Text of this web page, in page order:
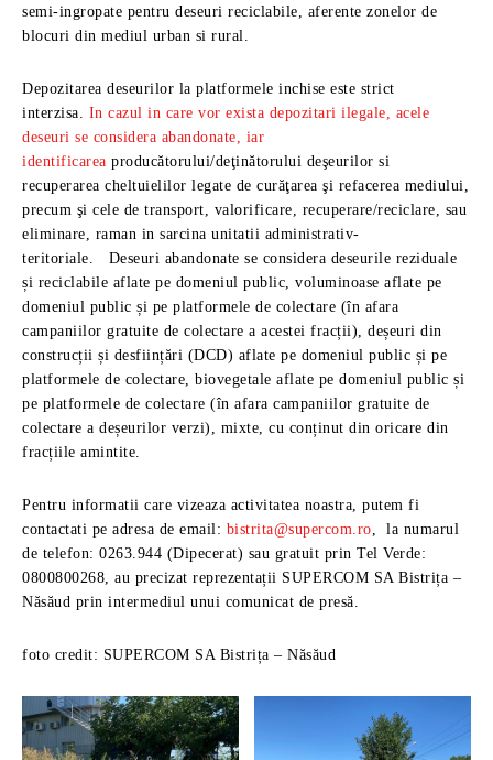
semi-ingropate pentru deseuri reciclabile, aferente zonelor de
blocuri din mediul urban si rural.
Depozitarea deseurilor la platformele inchise este strict
interzisa. In cazul in care vor exista depozitari ilegale, acele
deseuri se considera abandonate, iar
identificarea producătorului/deţinătorului deşeurilor si
recuperarea cheltuielilor legate de curăţarea şi refacerea mediului,
precum şi cele de transport, valorificare, recuperare/reciclare, sau
eliminare, raman in sarcina unitatii administrativ-
teritoriale. Deseuri abandonate se considera deseurile reziduale
și reciclabile aflate pe domeniul public, voluminoase aflate pe
domeniul public și pe platformele de colectare (în afara
campaniilor gratuite de colectare a acestei fracții), deșeuri din
construcții și desființări (DCD) aflate pe domeniul public și pe
platformele de colectare, biovegetale aflate pe domeniul public și
pe platformele de colectare (în afara campaniilor gratuite de
colectare a deșeurilor verzi), mixte, cu conținut din oricare din
fracțiile amintite.
Pentru informatii care vizeaza activitatea noastra, putem fi
contactati pe adresa de email: bistrita@supercom.ro, la numarul
de telefon: 0263.944 (Dipecerat) sau gratuit prin Tel Verde:
0800800268, au precizat reprezentații SUPERCOM SA Bistrița –
Năsăud prin intermediul unui comunicat de presă.
foto credit: SUPERCOM SA Bistrița – Năsăud